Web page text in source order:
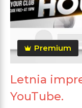
Premium
Letnia
YouTube.